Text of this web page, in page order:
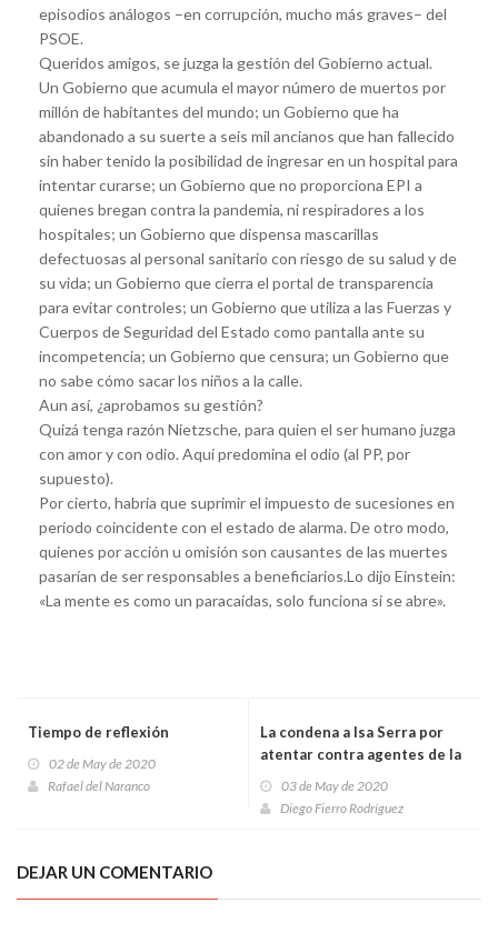
episodios análogos –en corrupción, mucho más graves– del
PSOE.
Queridos amigos, se juzga la gestión del Gobierno actual.
Un Gobierno que acumula el mayor número de muertos por
millón de habitantes del mundo; un Gobierno que ha
abandonado a su suerte a seis mil ancianos que han fallecido
sin haber tenido la posibilidad de ingresar en un hospital para
intentar curarse; un Gobierno que no proporciona EPI a
quienes bregan contra la pandemia, ni respiradores a los
hospitales; un Gobierno que dispensa mascarillas
defectuosas al personal sanitario con riesgo de su salud y de
su vida; un Gobierno que cierra el portal de transparencia
para evitar controles; un Gobierno que utiliza a las Fuerzas y
Cuerpos de Seguridad del Estado como pantalla ante su
incompetencia; un Gobierno que censura; un Gobierno que
no sabe cómo sacar los niños a la calle.
Aun así, ¿aprobamos su gestión?
Quizá tenga razón Nietzsche, para quien el ser humano juzga
con amor y con odio. Aquí predomina el odio (al PP, por
supuesto).
Por cierto, habría que suprimir el impuesto de sucesiones en
período coincidente con el estado de alarma. De otro modo,
quienes por acción u omisión son causantes de las muertes
pasarían de ser responsables a beneficiarios.Lo dijo Einstein:
«La mente es como un paracaídas, solo funciona si se abre».
Tiempo de reflexión
02 de May de 2020
Rafael del Naranco
La condena a Isa Serra por
atentar contra agentes de la
autoridad en un desahucio
03 de May de 2020
Diego Fierro Rodríguez
DEJAR UN COMENTARIO